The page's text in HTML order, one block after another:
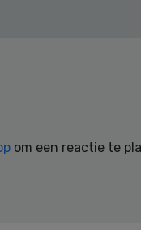
om een reactie te